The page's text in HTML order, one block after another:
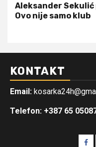
Aleksander
Ovo nije samo klub
KONTAKT
Email:
Telefon: +387 65